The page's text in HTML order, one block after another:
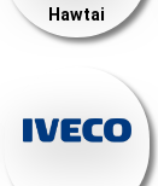
Hawtai